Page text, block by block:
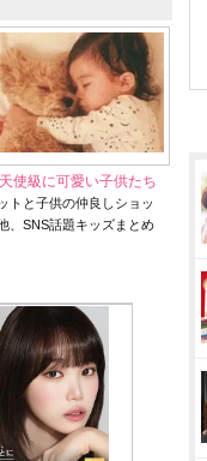
天使級に可愛い子供たち
トと子供の仲良しショッ
、SNS話題キッズまとめ